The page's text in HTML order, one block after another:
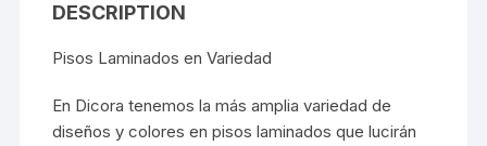
DESCRIPTION
Pisos Laminados en Variedad
En Dicora tenemos la más amplia variedad de
diseños y colores en pisos laminados que lucirán